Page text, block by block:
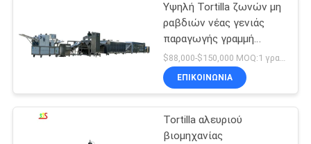
Μηχανή
αποστειρωτή UHT
10
Υψηλή Tortilla ζωνών μη
ραβδιών νέας γενιάς
παραγωγής γραμμή
βιομηχανικής
παραγωγής Τύπου
περικαλυμμάτων
ΕΠΙΚΟΙΝΩΝΊΑ
Tortilla αλευριού
βιομηχανίας